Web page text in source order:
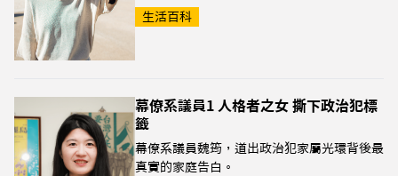
生活百科
幕僚系議員1 人格者之女 撕下政治犯標
籤
幕僚系議員魏筠，道出政治犯家屬光環背後最
真實的家庭告白。